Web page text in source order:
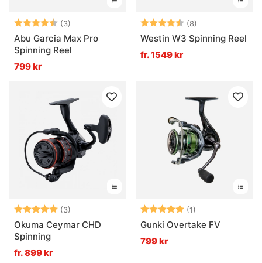
Betyg: (3)
4.7 utav 5 stjärnor
Abu Garcia Max Pro
Spinning Reel
799 kr
Betyg: (8)
Westin W3 Spinning Reel
fr. 1549 kr
Betyg: (3)
5.0 utav 5 stjärnor
Okuma Ceymar CHD
Spinning
fr. 899 kr
Betyg: (1)
Gunki Overtake FV
799 kr